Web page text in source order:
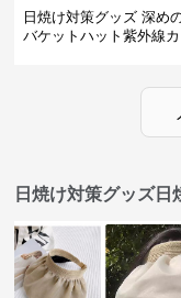
日焼け対策グッズ 深め
バケットハット紫外線
日焼け対策グッズ日